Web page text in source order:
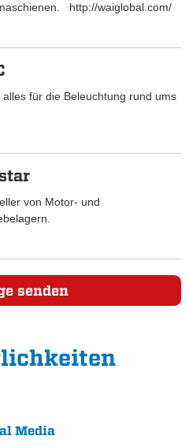
http://waiglobal.com/
alles für die Beleuchtung rund ums
von Motor- und
senden
Media